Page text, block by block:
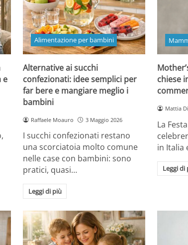
e
Alimentazione per bambini
Alternative ai succhi
confezionati: idee semplici per
far bere e mangiare meglio i
bambini
Raffaele Moauro 3 Maggio 2026
I succhi confezionati restano
una scorciatoia molto comune
nelle case con bambini: sono
pratici, quasi…
Leggi di più
chiese
Mattia
La
in Italia
Leggi di